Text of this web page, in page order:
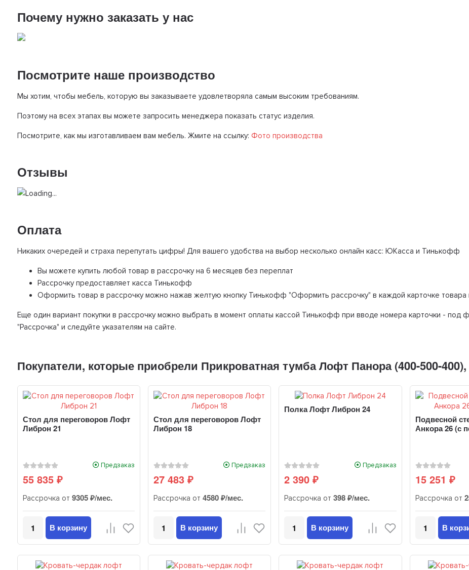
Почему нужно заказать у нас
Посмотрите наше производство
Мы хотим, чтобы мебель, которую вы заказываете удовлетворяла самым высоким требованиям.
Поэтому на всех этапах вы можете запросить менеджера показать статус изделия.
Посмотрите, как мы изготавливаем вам мебель. Жмите на ссылку:Фото производства
Отзывы
Оплата
Никаких очередей и страха перепутать цифры! Для вашего удобства на выбор несколько онлайн касс: ЮКасса и Тинькофф
Вы можете купить любой товар в рассрочку на 6 месяцев без переплат
Рассрочку предоставляет касса Тинькофф
Оформить товар в рассрочку можно нажав желтую кнопку Тинькофф "Оформить рассрочку" в каждой карточке товара
Еще один вариант покупки в рассрочку можно выбрать в момент оплаты кассой Тинькофф при вводе номера карточки -
"Рассрочка" и следуйте указателям на сайте.
Покупатели, которые приобрели Прикроватная тумба Лофт Панора (400-500-
Стол для переговоров Лофт
Либрон 21
Предзаказ
55 835₽
Рассрочка от9305 ₽/мес.
В корзину
Стол для переговоров Лофт
Либрон 18
Предзаказ
27 483₽
Рассрочка от4580 ₽/мес.
В корзину
Полка Лофт Либрон 24
Предзаказ
2 390₽
Рассрочка от398 ₽/мес.
В корзину
Подвесной
Анкора 26 (с
15 251 ₽
Рассрочка от
В